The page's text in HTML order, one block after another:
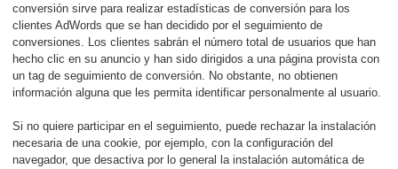
conversión sirve para realizar estadísticas de conversión para los
clientes AdWords que se han decidido por el seguimiento de
conversiones. Los clientes sabrán el número total de usuarios que han
hecho clic en su anuncio y han sido dirigidos a una página provista con
un tag de seguimiento de conversión. No obstante, no obtienen
información alguna que les permita identificar personalmente al usuario.
Si no quiere participar en el seguimiento, puede rechazar la instalación
necesaria de una cookie, por ejemplo, con la configuración del
navegador, que desactiva por lo general la instalación automática de